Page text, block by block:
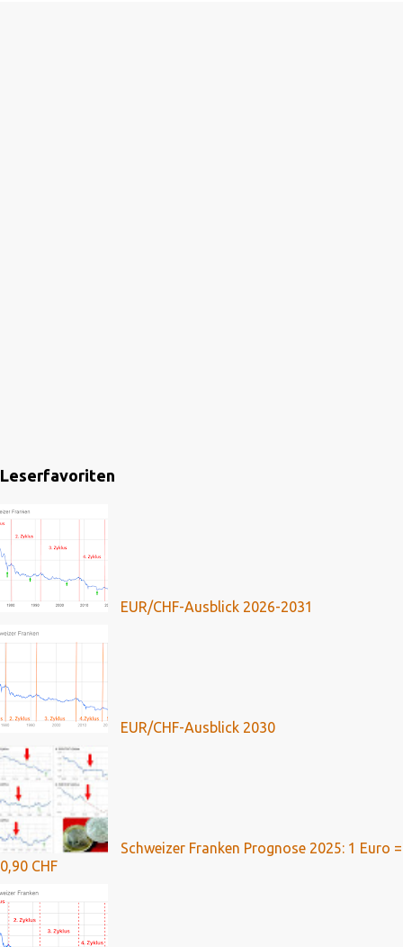
Leserfavoriten
EUR/CHF-Ausblick 2026-2031
EUR/CHF-Ausblick 2030
Schweizer Franken Prognose 2025: 1 Euro =
0,90 CHF